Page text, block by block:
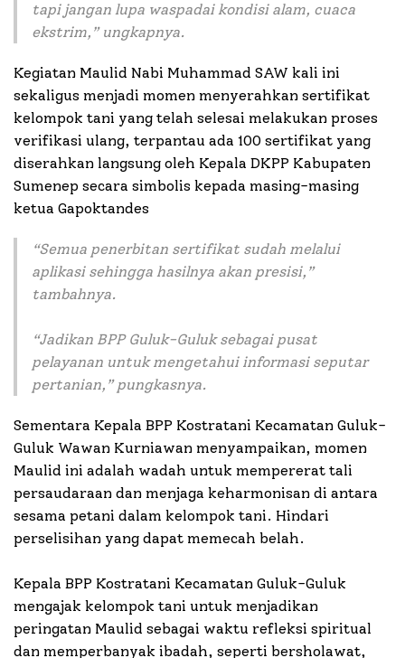
tapi jangan lupa waspadai kondisi alam, cuaca
ekstrim, ” ungkapnya.
Kegiatan Maulid Nabi Muhammad SAW kali ini
sekaligus menjadi momen menyerahkan sertifikat
kelompok tani yang telah selesai melakukan proses
verifikasi ulang, terpantau ada 100 sertifikat yang
diserahkan langsung oleh Kepala DKPP Kabupaten
Sumenep secara simbolis kepada masing-masing
ketua Gapoktandes
“Semua penerbitan sertifikat sudah melalui
aplikasi sehingga hasilnya akan presisi,”
tambahnya.
“Jadikan BPP Guluk-Guluk sebagai pusat
pelayanan untuk mengetahui informasi seputar
pertanian,” pungkasnya.
Sementara Kepala BPP Kostratani Kecamatan Guluk-
Guluk Wawan Kurniawan menyampaikan, momen
Maulid ini adalah wadah untuk mempererat tali
persaudaraan dan menjaga keharmonisan di antara
sesama petani dalam kelompok tani. Hindari
perselisihan yang dapat memecah belah.
Kepala BPP Kostratani Kecamatan Guluk-Guluk
mengajak kelompok tani untuk menjadikan
peringatan Maulid sebagai waktu refleksi spiritual
dan memperbanyak ibadah, seperti bersholawat,